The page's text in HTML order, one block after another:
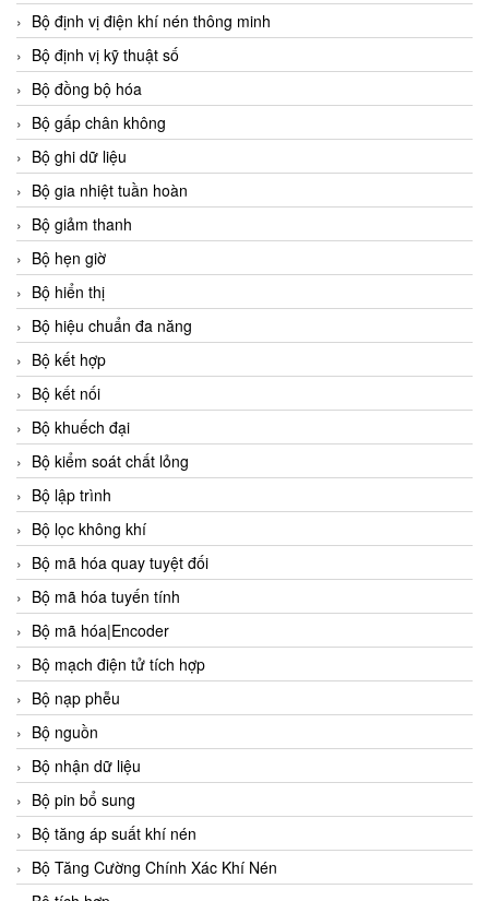
Bộ định vị điện khí nén thông minh
Bộ định vị kỹ thuật số
Bộ đồng bộ hóa
Bộ gấp chân không
Bộ ghi dữ liệu
Bộ gia nhiệt tuần hoàn
Bộ giảm thanh
Bộ hẹn giờ
Bộ hiển thị
Bộ hiệu chuẩn đa năng
Bộ kết hợp
Bộ kết nối
Bộ khuếch đại
Bộ kiểm soát chất lỏng
Bộ lập trình
Bộ lọc không khí
Bộ mã hóa quay tuyệt đối
Bộ mã hóa tuyến tính
Bộ mã hóa|Encoder
Bộ mạch điện tử tích hợp
Bộ nạp phễu
Bộ nguồn
Bộ nhận dữ liệu
Bộ pin bổ sung
Bộ tăng áp suất khí nén
Bộ Tăng Cường Chính Xác Khí Nén